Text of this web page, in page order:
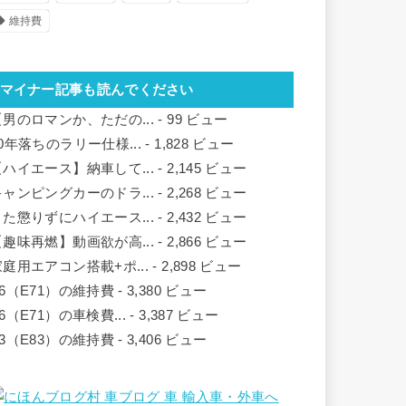
維持費
マイナー記事も読んでください
男のロマンか、ただの... - 99 ビュー
年落ちのラリー仕様... - 1,828 ビュー
ハイエース】納車して... - 2,145 ビュー
ャンピングカーのドラ... - 2,268 ビュー
た懲りずにハイエース... - 2,432 ビュー
趣味再燃】動画欲が高... - 2,866 ビュー
庭用エアコン搭載+ポ... - 2,898 ビュー
（E71）の維持費 - 3,380 ビュー
（E71）の車検費... - 3,387 ビュー
（E83）の維持費 - 3,406 ビュー